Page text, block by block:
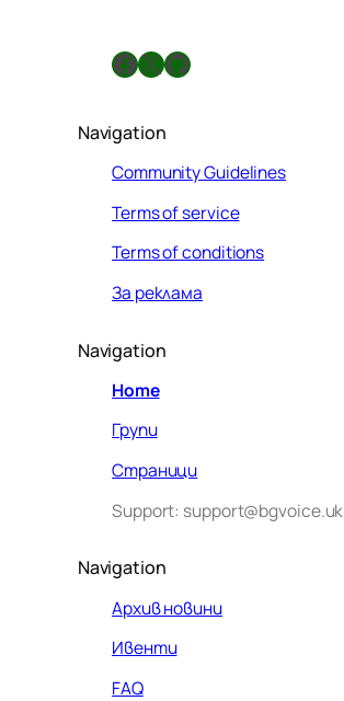
Facebook X GitHub
Navigation
Community Guidelines
Terms of service
Terms of conditions
За реклама
Navigation
Home
Групи
Страници
Support: support@bgvoice.uk
Navigation
Архив новини
Ивенти
FAQ